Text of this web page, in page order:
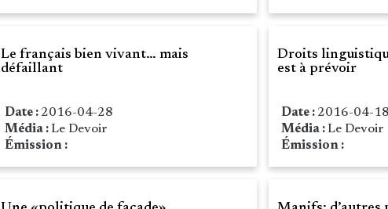
Le français bien vivant… mais
défaillant
Date : 2016-04-28
Média : Le Devoir
Émission :
Droits
est à prévoir
Date : 2016-04-18
Média : Le Devoir
Émission :